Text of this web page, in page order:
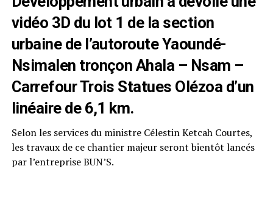
vidéo 3D du lot 1 de la section
urbaine de l’autoroute Yaoundé-
Nsimalen tronçon Ahala – Nsam –
Carrefour Trois Statues Olézoa d’un
linéaire de 6,1 km.
Selon les services du ministre Célestin Ketcah Courtes,
les travaux de ce chantier majeur seront bientôt lancés
par l’entreprise BUN’S.